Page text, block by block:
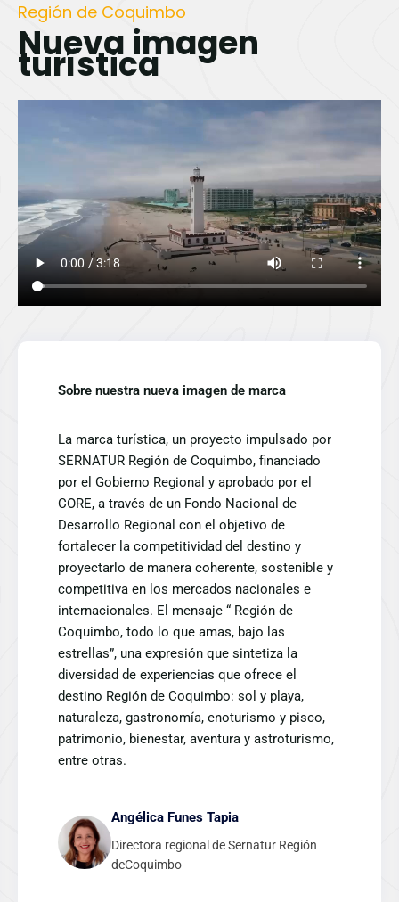
Región de Coquimbo
Nueva imagen
turística
Sobre nuestra nueva imagen de marca
La marca turística, un proyecto impulsado por
SERNATUR Región de Coquimbo, financiado
por el Gobierno Regional y aprobado por el
CORE, a través de un Fondo Nacional de
Desarrollo Regional con el objetivo de
fortalecer la competitividad del destino y
proyectarlo de manera coherente, sostenible y
competitiva en los mercados nacionales e
internacionales. El mensaje “ Región de
Coquimbo, todo lo que amas, bajo las
estrellas”, una expresión que sintetiza la
diversidad de experiencias que ofrece el
destino Región de Coquimbo: sol y playa,
naturaleza, gastronomía, enoturismo y pisco,
patrimonio, bienestar, aventura y astroturismo,
entre otras.
Angélica Funes Tapia
Directora regional de Sernatur Región
deCoquimbo